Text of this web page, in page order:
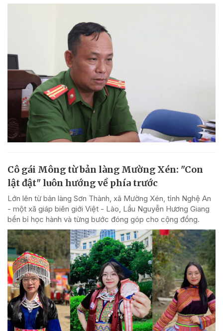
Cô gái Mông từ bản làng Mường Xén: "Con
lật đật" luôn hướng về phía trước
Lớn lên từ bản làng Sơn Thành, xã Mường Xén, tỉnh Nghệ An
- một xã giáp biên giới Việt - Lào, Lầu Nguyễn Hương Giang
bền bỉ học hành và từng bước đóng góp cho cộng đồng.